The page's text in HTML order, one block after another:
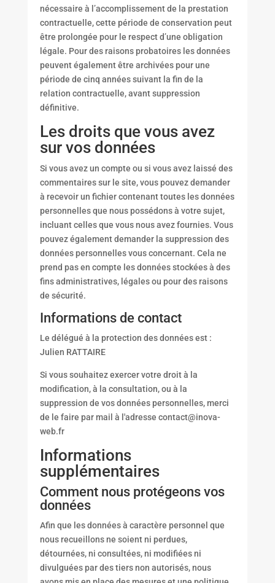
nécessaire à l’accomplissement de la prestation
contractuelle, cette période de conservation peut
être prolongée pour le respect d’une obligation
légale. Pour des raisons probatoires les données
peuvent également être archivées pour une
période de cinq années suivant la fin de la
relation contractuelle, avant suppression
définitive.
Les droits que vous avez
sur vos données
Si vous avez un compte ou si vous avez laissé des
commentaires sur le site, vous pouvez demander
à recevoir un fichier contenant toutes les données
personnelles que nous possédons à votre sujet,
incluant celles que vous nous avez fournies. Vous
pouvez également demander la suppression des
données personnelles vous concernant. Cela ne
prend pas en compte les données stockées à des
fins administratives, légales ou pour des raisons
de sécurité.
Informations de contact
Le délégué à la protection des données est :
Julien RATTAIRE
Si vous souhaitez exercer votre droit à la
modification, à la consultation, ou à la
suppression de vos données personnelles, merci
de le faire par mail à l'adresse contact@inova-
web.fr
Informations
supplémentaires
Comment nous protégeons vos
données
Afin que les données à caractère personnel que
nous recueillons ne soient ni perdues,
détournées, ni consultées, ni modifiées ni
divulguées par des tiers non autorisés, nous